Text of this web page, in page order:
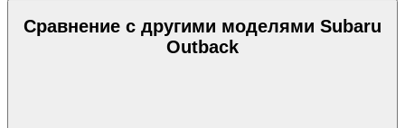
Сравнение с другими моделями Subaru
Outback